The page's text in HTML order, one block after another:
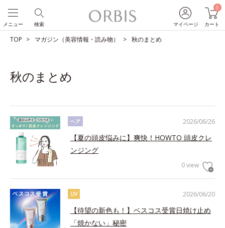
マイページ
0
カート
検索
メニュー
TOP マガジン（美容情報・読み物） 秋のまとめ
秋のまとめ
2026/06/26
ヘア
【夏の頭皮悩みに】爽快！HOWTO 頭皮クレ
ンジング
0 view
2026/06/20
UV
【待望の新色も！】ベスコス受賞日焼け止め
「焼かない」秘密